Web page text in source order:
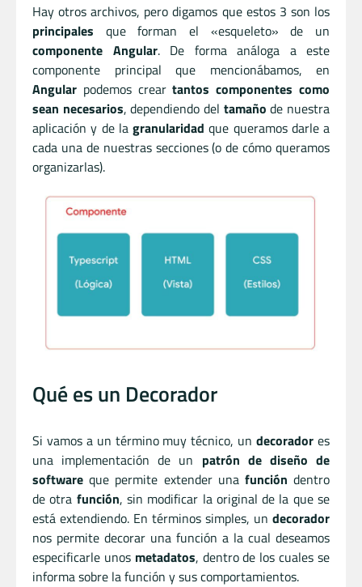
Hay otros archivos, pero digamos que estos 3 son los
principales que forman el «esqueleto» de un
componente Angular. De forma análoga a este
componente principal que mencionábamos, en
Angular podemos creartantos componentes como
sean necesarios, dependiendo del tamaño de nuestra
aplicación y de la granularidad que queramos darle a
cada una de nuestras secciones (o de cómo queramos
organizarlas).
Qué es un Decorador
Si vamos a un término muy técnico, undecorador es
una implementación de un patrón de diseño de
software que permite extender una función dentro
de otra función, sin modificar la original de la que se
está extendiendo. En términos simples, un decorador
nos permite decorar una función a la cual deseamos
especificarle unos metadatos, dentro de los cuales se
informa sobre la función y sus comportamientos.